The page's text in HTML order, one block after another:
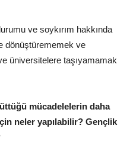
ve soykırım hakkında
dönüştürememek ve
üniversitelere taşıyamamak
mücadelelerin daha
neler yapılabilir? Gençlik